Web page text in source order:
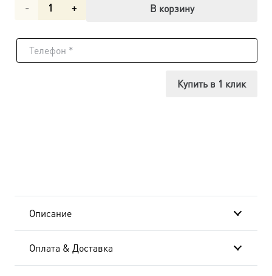
Количество
Святая
В корзину
Купить в 1 клик
Описание
Оплата & Доставка